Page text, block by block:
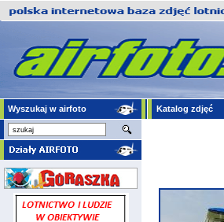
Wyszukaj w airfoto Katalog zdjęć